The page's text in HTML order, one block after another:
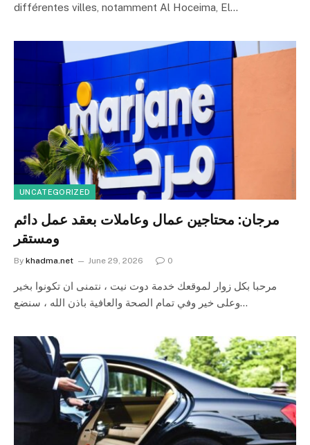
différentes villes, notamment Al Hoceima, El…
UNCATEGORIZED
مرجان: محتاجين عمال وعاملات بعقد عمل دائم
ومستقر
By khadma.net June 29, 2026 0
مرحبا بكل زوار لموقعك خدمة دوت نيت ، نتمنى ان تكونوا بخير
وعلى خير وفي تمام الصحة والعافية باذن الله ، سنضع…